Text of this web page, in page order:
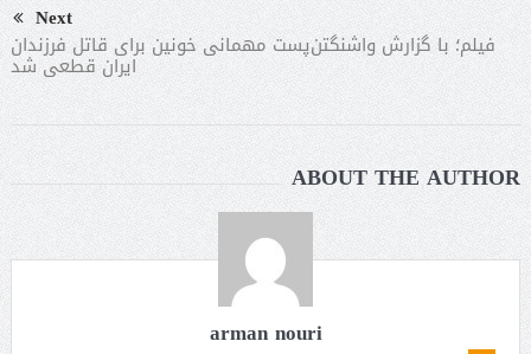
Next
فیلم؛ با گزارش واشنگتن‌پست مهمانی خونین برای قاتل فرزندان
ایران قطعی شد
ABOUT THE AUTHOR
arman nouri